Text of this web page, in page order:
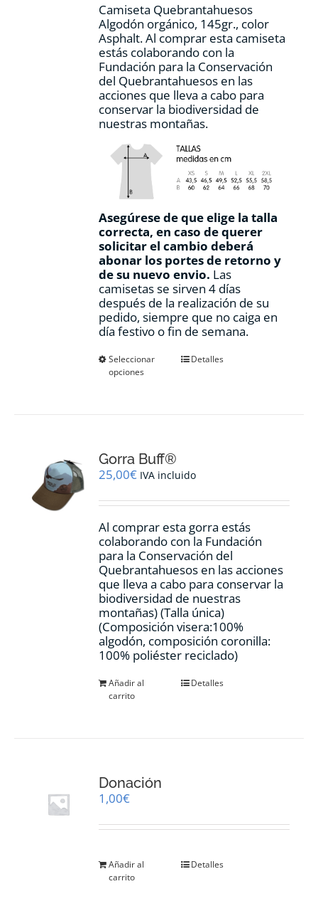
de
producto
Camiseta Quebrantahuesos
Algodón orgánico, 145gr., color
Asphalt. Al comprar esta camiseta
estás colaborando con la
Fundación para la Conservación
del Quebrantahuesos en las
acciones que lleva a cabo para
conservar la biodiversidad de
nuestras montañas.
Asegúrese de que elige la talla
correcta, en caso de querer
solicitar el cambio deberá
abonar los portes de retorno y
de su nuevo envio. Las
camisetas se sirven 4 días
después de la realización de su
pedido, siempre que no caiga en
día festivo o fin de semana.
Seleccionar
opciones
Este
pueden
en
página
de
producto
Detalles
Gorra Buff®
25,00€ IVA incluido
Al comprar esta gorra estás
colaborando con la Fundación
para la Conservación del
Quebrantahuesos en las acciones
que lleva a cabo para conservar la
biodiversidad de nuestras
montañas) (Talla única)
(Composición visera:100%
algodón, composición coronilla:
100% poliéster reciclado)
Añadir al
carrito
Detalles
Donación
1,00€
Añadir al
carrito
Detalles